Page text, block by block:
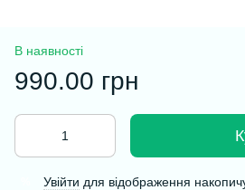
В наявності
990.00 грн
Увійти для відображення